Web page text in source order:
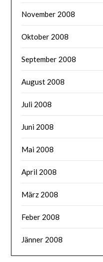
November 2008
Oktober 2008
September 2008
August 2008
Juli 2008
Juni 2008
Mai 2008
April 2008
März 2008
Feber 2008
Jänner 2008